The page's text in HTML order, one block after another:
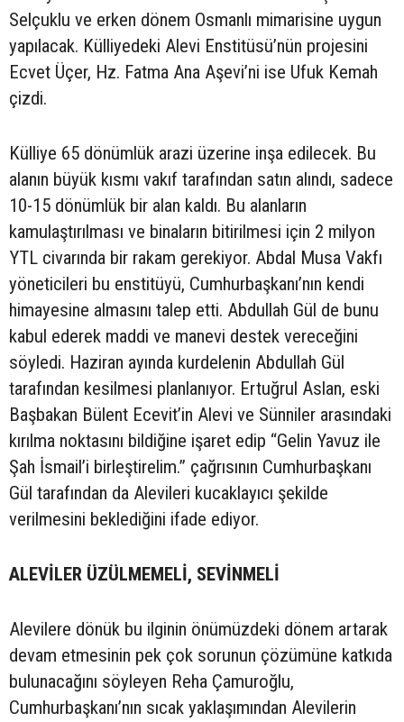
Selçuklu ve erken dönem Osmanlı mimarisine uygun
yapılacak. Külliyedeki Alevi Enstitüsü’nün projesini
Ecvet Üçer, Hz. Fatma Ana Aşevi’ni ise Ufuk Kemah
çizdi.
Külliye 65 dönümlük arazi üzerine inşa edilecek. Bu
alanın büyük kısmı vakıf tarafından satın alındı, sadece
10-15 dönümlük bir alan kaldı. Bu alanların
kamulaştırılması ve binaların bitirilmesi için 2 milyon
YTL civarında bir rakam gerekiyor. Abdal Musa Vakfı
yöneticileri bu enstitüyü, Cumhurbaşkanı’nın kendi
himayesine almasını talep etti. Abdullah Gül de bunu
kabul ederek maddi ve manevi destek vereceğini
söyledi. Haziran ayında kurdelenin Abdullah Gül
tarafından kesilmesi planlanıyor. Ertuğrul Aslan, eski
Başbakan Bülent Ecevit’in Alevi ve Sünniler arasındaki
kırılma noktasını bildiğine işaret edip “Gelin Yavuz ile
Şah İsmail’i birleştirelim.” çağrısının Cumhurbaşkanı
Gül tarafından da Alevileri kucaklayıcı şekilde
verilmesini beklediğini ifade ediyor.
ALEVİLER ÜZÜLMEMELİ, SEVİNMELİ
Alevilere dönük bu ilginin önümüzdeki dönem artarak
devam etmesinin pek çok sorunun çözümüne katkıda
bulunacağını söyleyen Reha Çamuroğlu,
Cumhurbaşkanı’nın sıcak yaklaşımından Alevilerin